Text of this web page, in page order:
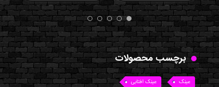
برچسب محصولات
عینک عینک افتابی